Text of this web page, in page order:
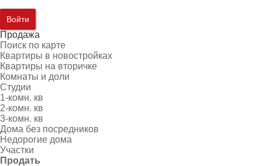
Войти
Продажа
Поиск по карте
Квартиры в новостройках
Квартиры на вторичке
Комнаты и доли
Студии
1-комн. кв
2-комн. кв
3-комн. кв
Дома без посредников
Недорогие дома
Участки
Продать